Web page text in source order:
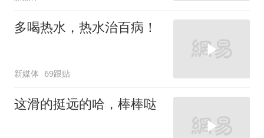
多喝热水，热水治百病！
新媒体 69跟贴
这滑的挺远的哈，棒棒哒